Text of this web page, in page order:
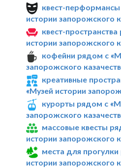
квест-
истории запорожского
квест-
истории запорожского
кофейни рядом с
запорожского
креативные
«Музей истории
курорты рядом с
запорожского
массовые квесты
истории запорожского
места для
истории запорожского